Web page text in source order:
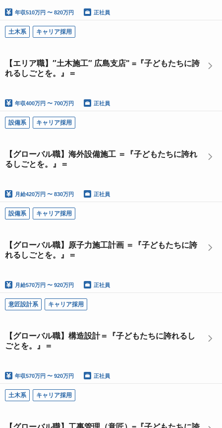
年収510万円 〜 820万円 正社員
土木系 キャリア採用
【エリア職】″土木施工″ 広島支店" =『子どもたちに誇
れるしごとを。』＝
年収400万円 〜 700万円 正社員
設備系 キャリア採用
【グローバル職】海外設備施工 ＝『子どもたちに誇れ
るしごとを。』＝
月給420万円 〜 830万円 正社員
設備系 キャリア採用
【グローバル職】原子力施工計画 ＝『子どもたちに誇
れるしごとを。』＝
月給570万円 〜 920万円 正社員
意匠設計系 キャリア採用
【グローバル職】構造設計＝『子どもたちに誇れるし
ごとを。』＝
年収570万円 〜 920万円 正社員
土木系 キャリア採用